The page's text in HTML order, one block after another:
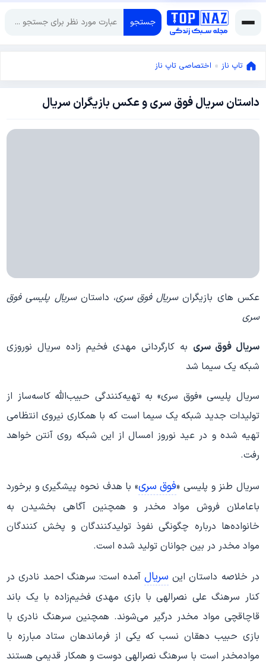
جستجو
تاپ ناز » اختصاصی تاپ ناز
داستان سریال فوق سری و عکس بازیگران سریال
فوریه
2015
عکس های بازیگرانسریال فوق سری، داستانسریال پلیسی فوق
سری
سریال فوق سری به کارگردانی مهدی فخیم زاده سریال نوروزی
شبکه یک سیما شد
سریال پلیسی «فوق سری» به تهیه‌کنندگی حبیب‌الله کاسه‌ساز از
تولیدات جدید شبکه یک سیما است که با همکاری نیروی انتظامی
تهیه شده و در عید نوروز امسال از این شبکه روی آنتن خواهد
رفت.
سریال طنز و پلیسی «فوق سری» با هدف نحوه پیشگیری و برخورد
باعاملان فروش مواد مخدر و همچنین آگاهی بخشیدن به
خانواده‌ها درباره چگونگی نفوذ تولیدكنندگان و پخش كنندگان
مواد مخدر در بین جوانان تولید شده است.
در خلاصه داستان این سریالآمده است: سرهنگ احمد نادری در
کنار سرهنگ علی نصرالهی با بازی مهدی فخیم‌زاده با یک باند
قاچاقچی مواد مخدر درگیر می‌شوند. همچنین سرهنگ نادری با
بازی حبیب دهقان نسب که یکی از فرماندهان ستاد مبارزه با
موادمخدر است با سرهنگ نصرالهی دوست و همکار قدیمی هستند